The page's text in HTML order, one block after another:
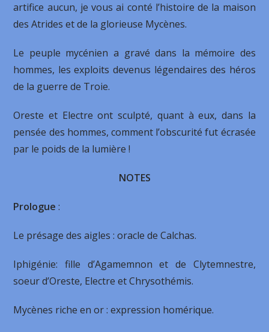
artifice aucun, je vous ai conté l’histoire de la maison
des Atrides et de la glorieuse Mycènes.
Le peuple mycénien a gravé dans la mémoire des
hommes, les exploits devenus légendaires des héros
de la guerre de Troie.
Oreste et Electre ont sculpté, quant à eux, dans la
pensée des hommes, comment l’obs­curité fut écrasée
par le poids de la lumière !
NOTES
Prologue:
Le présage des aigles : oracle de Calchas.
Iphigénie: fille d’Agamemnon et de Clytemnestre,
soeur d’Oreste, Electre et Chrysothémis.
Mycènes riche en or : expression homérique.